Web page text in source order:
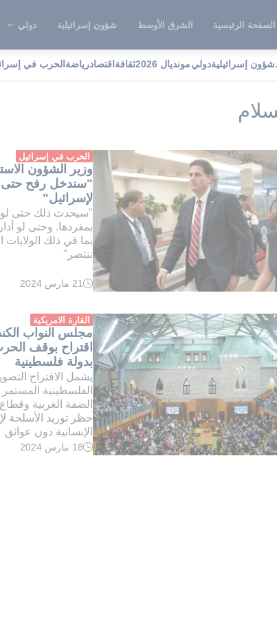
الصفحة الرئيسية الشرق الأوسط شؤون إسرائيلية دولي
شؤون إسرائيليةدوليمونديال 2026 ثقافة اقتصادرياضة الحرب في i24NEWS فهرس علامات الاستسلام
الحرب في إسرائيل
وزير الشؤون
"سندخل رفح حتى
لإسرائيل"
"سيحدث ذلك حتى لو
بمفردها. وحتى لو
بما في ذلك
ننتصر"
وقت
دقيقة.
21 مارس 2024
القارة الامريكية
مجلس النواب
اقتراح بوقف
بدولة فلسطينية
يشمل الاقتراح
الفلسطينية
الضفة الغربية
حظر توريد الأسلحة
الإنسانية دون عوائق
وقت
18 مارس 2024